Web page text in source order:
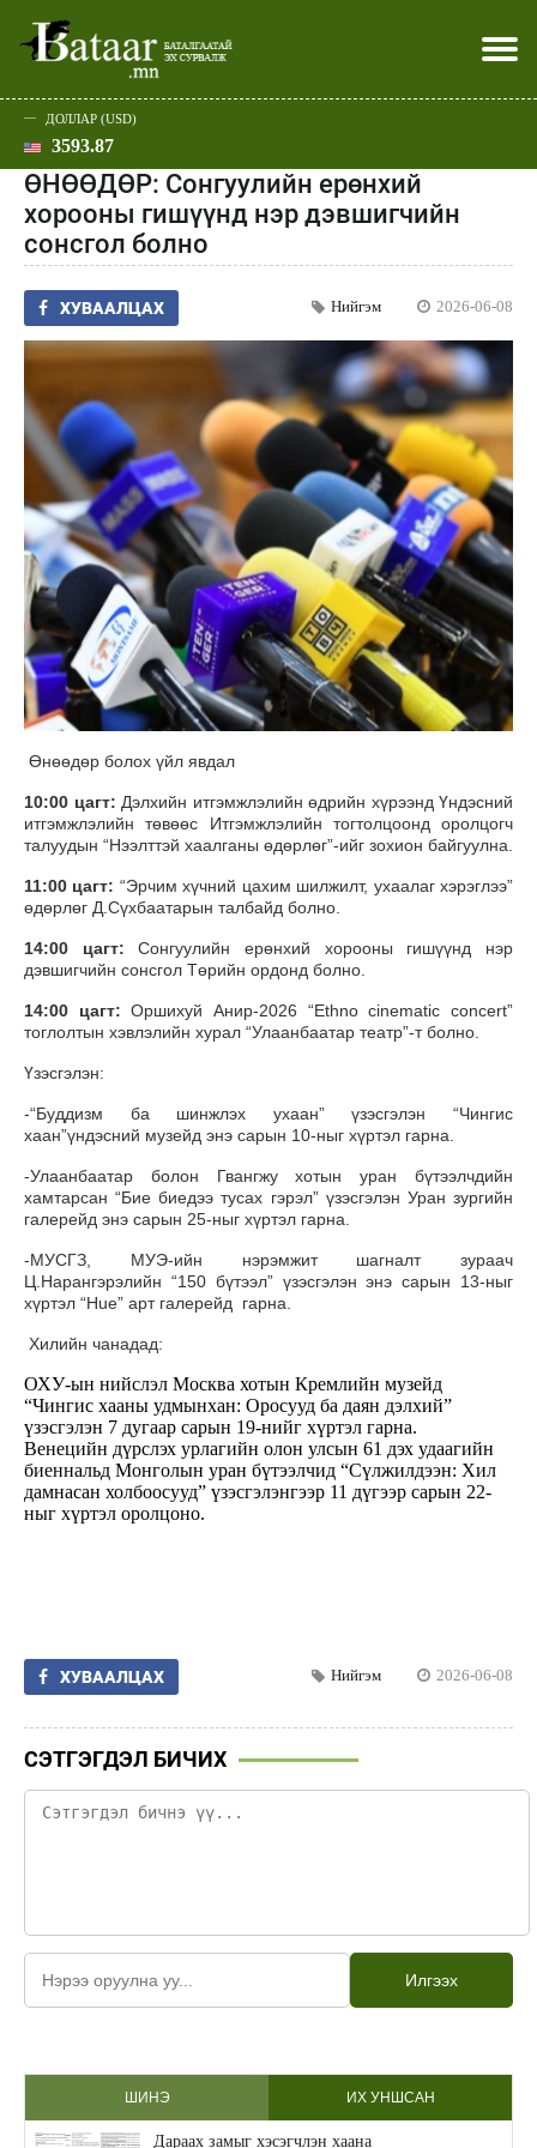
Эхлэл
Улс төр
Нийгэм
Эдийн засаг
Дэлхий
Спорт
Шар
Батаар юу хэлэв
Хэвлэл мэдээллээр
ДОЛЛАР (USD)
3593.87
ӨНӨӨДӨР: Сонгуулийн ерөнхий
хорооны гишүүнд нэр дэвшигчийн
сонсгол болно
ХУВААЛЦАХ Нийгэм 2026-06-08
Өнөөдөр болох үйл явдал
10:00 цагт: Дэлхийн итгэмжлэлийн өдрийн хүрээнд Үндэсний
итгэмжлэлийн төвөөс Итгэмжлэлийн тогтолцоонд оролцогч
талуудын “Нээлттэй хаалганы өдөрлөг”-ийг зохион байгуулна.
11:00 цагт: “Эрчим хүчний цахим шилжилт, ухаалаг хэрэглээ”
өдөрлөг Д.Сүхбаатарын талбайд болно.
14:00 цагт: Сонгуулийн ерөнхий хорооны гишүүнд нэр
дэвшигчийн сонсгол Төрийн ордонд болно.
14:00 цагт: Оршихуй Анир-2026 “Ethno cinematic concert”
тоглолтын хэвлэлийн хурал “Улаанбаатар театр”-т болно.
Үзэсгэлэн:
-“Буддизм ба шинжлэх ухаан” үзэсгэлэн “Чингис
хаан”үндэсний музейд энэ сарын 10-ныг хүртэл гарна.
-Улаанбаатар болон Гвангжу хотын уран бүтээлчдийн
хамтарсан “Бие биедээ тусах гэрэл” үзэсгэлэн Уран зургийн
галерейд энэ сарын 25-ныг хүртэл гарна.
-МУСГЗ, МУЭ-ийн нэрэмжит шагналт зураач
Ц.Нарангэрэлийн “150 бүтээл” үзэсгэлэн энэ сарын 13-ныг
хүртэл “Hue” арт галерейд гарна.
Хилийн чанадад:
ОХУ-ын нийслэл Москва хотын Кремлийн музейд
“Чингис хааны удмынхан: Оросууд ба даян дэлхий”
үзэсгэлэн 7 дугаар сарын 19-нийг хүртэл гарна.
Венецийн дүрслэх урлагийн олон улсын 61 дэх удаагийн
биеннальд Монголын уран бүтээлчид “Сүлжилдээн: Хил
дамнасан холбоосууд” үзэсгэлэнгээр 11 дүгээр сарын 22-
ныг хүртэл оролцоно.
ХУВААЛЦАХ Нийгэм 2026-06-08
СЭТГЭГДЭЛ БИЧИХ
Илгээх
ШИНЭ ИХ УНШСАН
Дараах замыг хэсэгчлэн хаана